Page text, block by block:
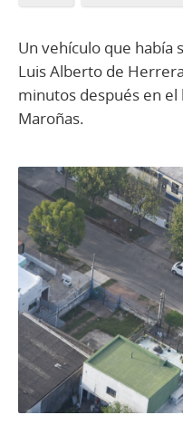
Un vehículo que había
Luis Alberto de
minutos después en
Maroñas.